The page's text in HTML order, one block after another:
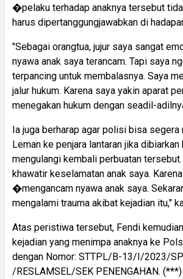
�pelaku terhadap anaknya tersebut
harus dipertanggungjawabkan di
"Sebagai orangtua, jujur saya sangat
nyawa anak saya terancam. Tapi saya
terpancing untuk membalasnya. Saya
jalur hukum. Karena saya yakin aparat
menegakan hukum dengan seadil-
Ia juga berharap agar polisi bisa
Leman ke penjara lantaran jika
mengulangi kembali perbuatan
khawatir keselamatan anak saya.
�mengancam nyawa anak saya.
mengalami trauma akibat kejadian itu,"
Atas peristiwa tersebut, Fendi
kejadian yang menimpa anaknya ke
dengan Nomor: STTPL/B-13/I/2023/
/RESLAMSEL/SEK PENENGAHAN. (***)